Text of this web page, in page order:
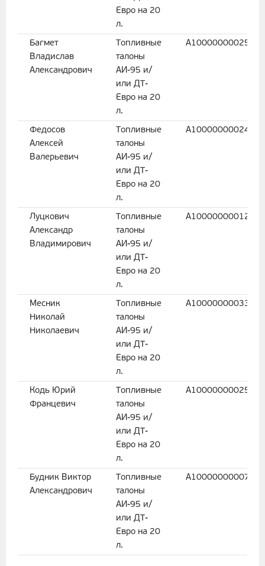
Евро на 20
л.
Багмет
Владислав
Александрович
Топливные
талоны
АИ-95 и/
или ДТ-
Евро на 20
л.
Федосов
Алексей
Валерьевич
Топливные
талоны
АИ-95 и/
или ДТ-
Евро на 20
л.
Луцкович
Александр
Владимирович
Топливные
талоны
АИ-95 и/
или ДТ-
Евро на 20
л.
Месник
Николай
Николаевич
Топливные
талоны
АИ-95 и/
или ДТ-
Евро на 20
л.
Кодь Юрий
Францевич
Топливные
талоны
АИ-95 и/
или ДТ-
Евро на 20
л.
Будник Виктор
Александрович
Топливные
талоны
АИ-95 и/
или ДТ-
Евро на 20
л.